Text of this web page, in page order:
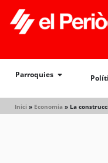
Parroquies
Inici » Economia » La
Política